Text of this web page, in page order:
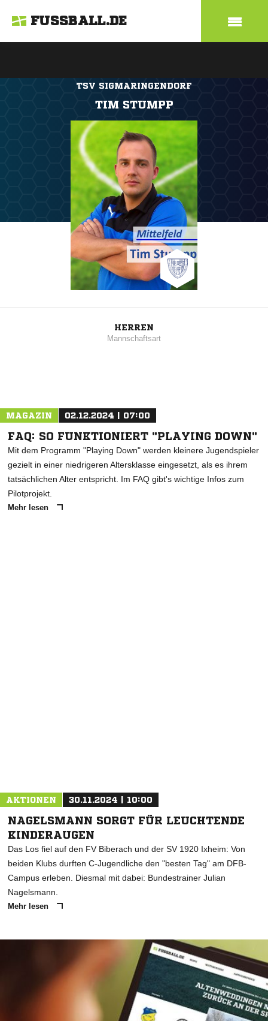
FUSSBALL.DE
TSV SIGMARINGENDORF
TIM STUMPP
HERREN
Mannschaftsart
MAGAZIN 02.12.2024 | 07:00
FAQ: SO FUNKTIONIERT "PLAYING DOWN"
Mit dem Programm "Playing Down" werden kleinere Jugendspieler
gezielt in einer niedrigeren Altersklasse eingesetzt, als es ihrem
tatsächlichen Alter entspricht. Im FAQ gibt's wichtige Infos zum
Pilotprojekt.
Mehr lesen
AKTIONEN 30.11.2024 | 10:00
NAGELSMANN SORGT FÜR LEUCHTENDE
KINDERAUGEN
Das Los fiel auf den FV Biberach und der SV 1920 Ixheim: Von
beiden Klubs durften C-Jugendliche den "besten Tag" am DFB-
Campus erleben. Diesmal mit dabei: Bundestrainer Julian
Nagelsmann.
Mehr lesen